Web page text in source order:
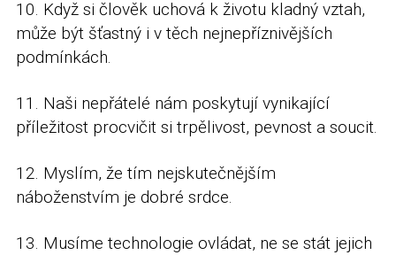
10. Když si člověk uchová k životu kladný vztah,
může být šťastný i v těch nejnepříznivějších
podmínkách.
11. Naši nepřátelé nám poskytují vynikající
příležitost procvičit si trpělivost, pevnost a soucit.
12. Myslím, že tím nejskutečnějším
náboženstvím je dobré srdce.
13. Musíme technologie ovládat, ne se stát jejich